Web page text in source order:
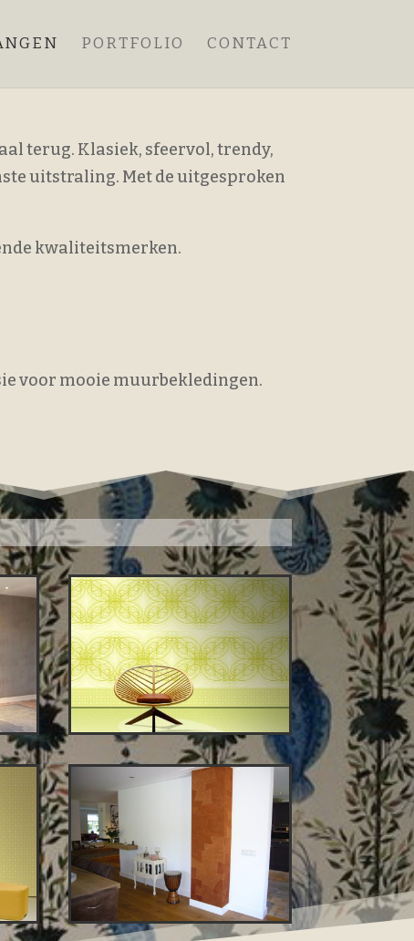
PORTFOLIO CONTACT
terug. Klasiek, sfeervol, trendy,
uitstraling. Met de uitgesproken
kwaliteitsmerken.
voor mooie muurbekledingen.